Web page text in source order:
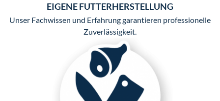
EIGENE FUTTERHERSTELLUNG
Unser Fachwissen und Erfahrung garantieren professionelle
Zuverlässigkeit.